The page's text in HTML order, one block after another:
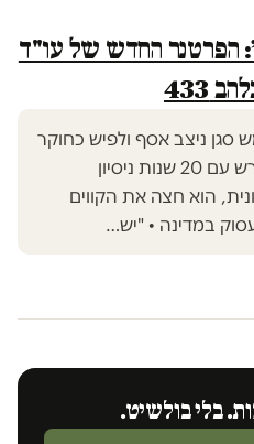
הפרטנר החדש של עו"ד
433
סגן ניצב אסף ולפיש כחוקר
בכיר בלהב 433. לאחר שפרש עם 20 שנות ניסיון
הוא חצה את הקווים
במדינה • "יש…
בלי בולשיט.